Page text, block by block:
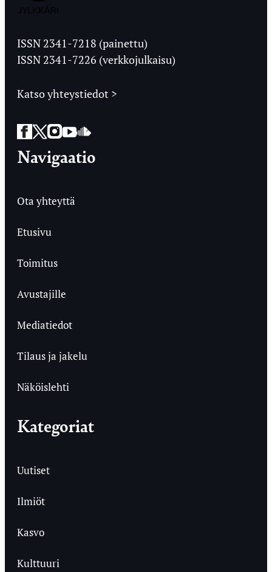
Ylioppilaslehti
ISSN 2341-7218 (painettu)
ISSN 2341-7226 (verkkojulkaisu)
Katso yhteystiedot >
Facebook
Twitter
Instagram
YouTube
SoundCloud
Navigaatio
Ota yhteyttä
Etusivu
Toimitus
Avustajille
Mediatiedot
Tilaus ja jakelu
Näköislehti
Kategoriat
Uutiset
Ilmiöt
Kasvo
Kulttuuri